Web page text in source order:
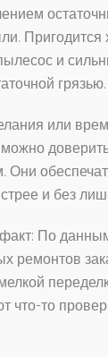
Пригодится
и
грязью.
или
Они
и без
По
ремонтов
что-то